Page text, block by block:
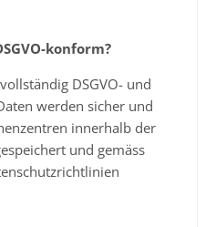
konform?
DSGVO- und
werden sicher und
innerhalb der
und gemäss